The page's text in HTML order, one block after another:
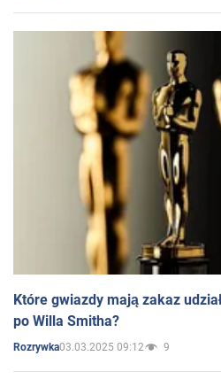
Które gwiazdy mają zakaz
po Willa Smitha?
Rozrywka03.03.2025 09:12 9